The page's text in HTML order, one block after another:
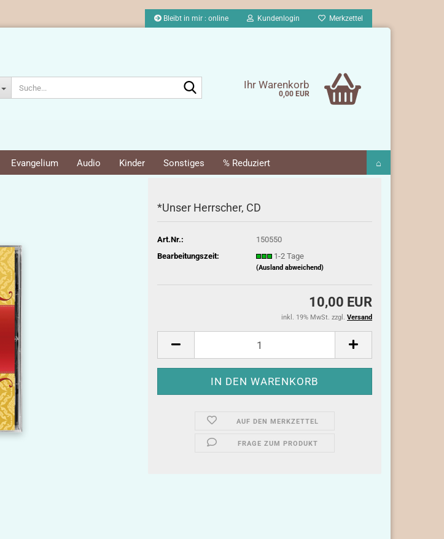
Bleibt in mir : online Kundenlogin Merkzettel
Ihr Warenkorb
0,00 EUR
Evangelium Audio Kinder Sonstiges % Reduziert ⌂
*Unser Herrscher, CD
Art.Nr.:
150550
Bearbeitungszeit:
1-2 Tage
(Ausland abweichend)
10,00 EUR
inkl. 19% MwSt. zzgl. Versand
AUF DEN MERKZETTEL
FRAGE ZUM PRODUKT